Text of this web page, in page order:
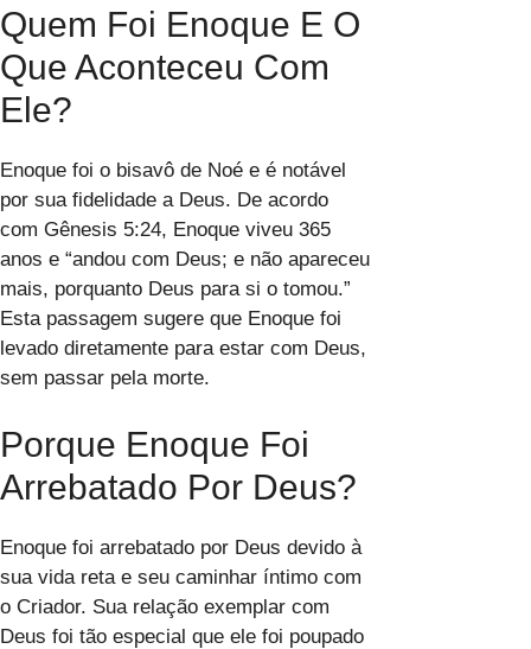
Quem Foi Enoque E O
Que Aconteceu Com
Ele?
Enoque foi o bisavô de Noé e é notável
por sua fidelidade a Deus. De acordo
com Gênesis 5:24, Enoque viveu 365
anos e “andou com Deus; e não apareceu
mais, porquanto Deus para si o tomou.”
Esta passagem sugere que Enoque foi
levado diretamente para estar com Deus,
sem passar pela morte.
Porque Enoque Foi
Arrebatado Por Deus?
Enoque foi arrebatado por Deus devido à
sua vida reta e seu caminhar íntimo com
o Criador. Sua relação exemplar com
Deus foi tão especial que ele foi poupado